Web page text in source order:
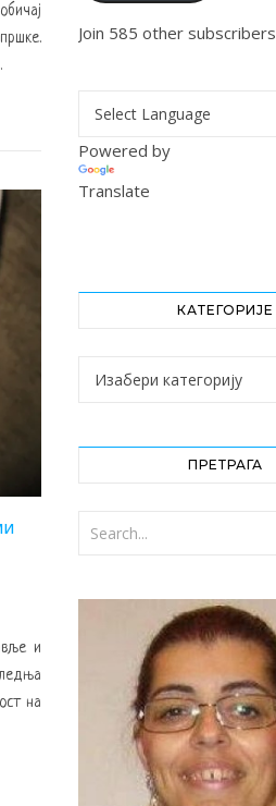
и
на
Join 585 other subscribers
Powered by
Translate
КАТЕГОРИЈЕ
Категорије
ПРЕТРАГА